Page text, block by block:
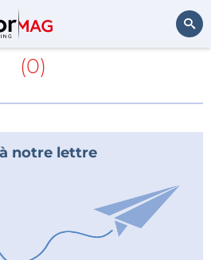
sur Ynvisible
(0)
à notre lettre